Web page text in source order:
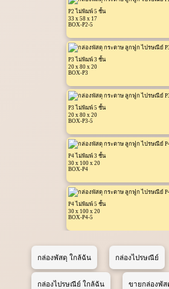
P2 ไม่พิมพ์ 5 ชั้น
33 x 58 x 17
BOX-P2-5
P3 ไม่พิมพ์ 3 ชั้น
20 x 80 x 20
BOX-P3
P3 ไม่พิมพ์ 5 ชั้น
20 x 80 x 20
BOX-P3-5
P4 ไม่พิมพ์ 3 ชั้น
30 x 100 x 20
BOX-P4
P4 ไม่พิมพ์ 5 ชั้น
30 x 100 x 20
BOX-P4-5
กล่องพัสดุ ใกล้ฉัน กล่องไปรษณีย์
กล่องไปรษณีย์ ใกล้ฉัน ขายกล่องพั